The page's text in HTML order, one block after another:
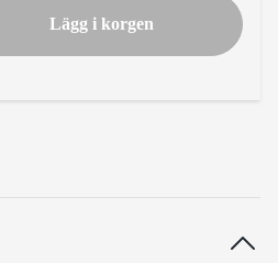
Lägg i korgen